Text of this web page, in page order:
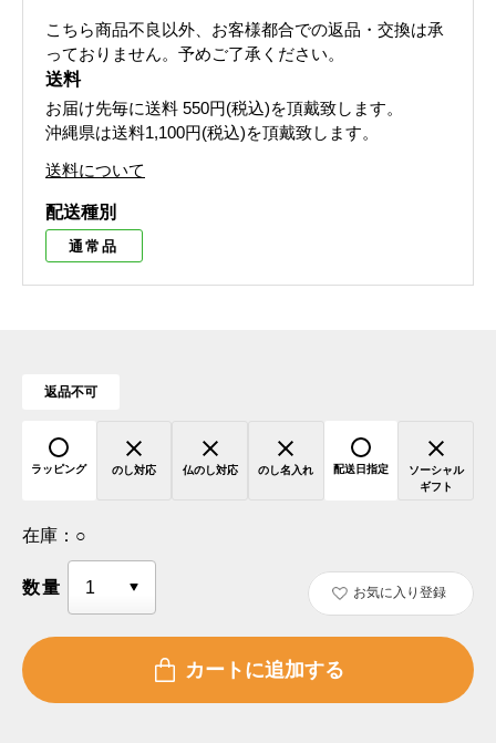
こちら商品不良以外、お客様都合での返品・交換は承
っておりません。予めご了承ください。
送料
お届け先毎に送料 550円(税込)を頂戴致します。
沖縄県は送料1,100円(税込)を頂戴致します。
送料について
配送種別
通常品
返品不可
ラッピング のし対応 仏のし対応 のし名入れ 配送日指定
ソーシャル
ギフト
在庫： ○
数量 お気に入り登録